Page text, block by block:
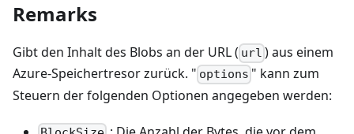
Remarks
Gibt den Inhalt des Blobs an der URL ( url ) aus einem
Azure-Speichertresor zurück. " options " kann zum
Steuern der folgenden Optionen angegeben werden: